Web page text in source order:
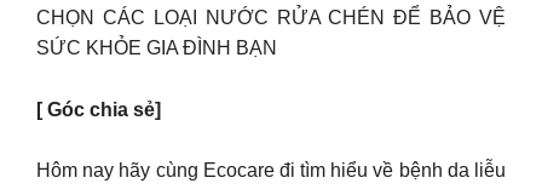
CHỌN CÁC LOẠI NƯỚC RỬA CHÉN ĐỂ BẢO VỆ
SỨC KHỎE GIA ĐÌNH BẠN
[ Góc chia sẻ]
Hôm nay hãy cùng Ecocare đi tìm hiểu về bệnh da liễu